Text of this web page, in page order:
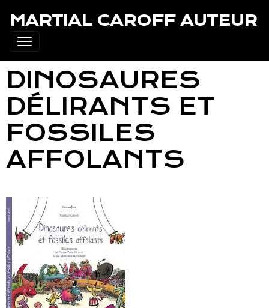
MARTIAL CAROFF AUTEUR
DINOSAURES
DÉLIRANTS ET
FOSSILES
AFFOLANTS